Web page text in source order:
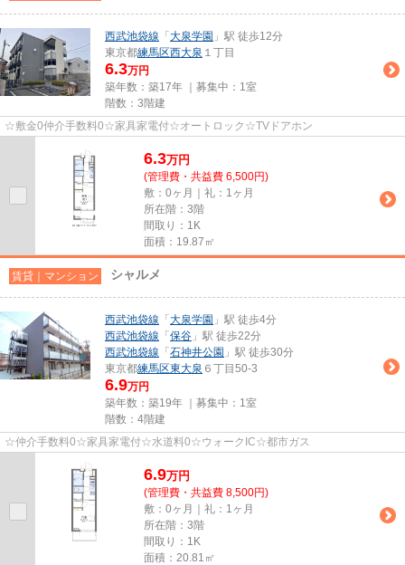
西武池袋線 「 大泉学園 」駅 徒歩12分
東京都練馬区西大泉 １丁目
6.3万円
築年数：築17年 ｜募集中： 1室
階数：3階建
☆敷金0仲介手数料0☆家具家電付☆オートロック☆TVドアホン
6.3万円
(管理費・共益費 6,500円)
敷：0ヶ月｜礼：1ヶ月
所在階：3階
間取り：1K
面積：19.87㎡
賃貸｜マンション シャルメ
西武池袋線 「 大泉学園 」駅 徒歩4分
西武池袋線 「 保谷 」駅 徒歩22分
西武池袋線 「 石神井公園 」駅 徒歩30分
東京都練馬区東大泉 ６丁目50-3
6.9万円
築年数：築19年 ｜募集中： 1室
階数：4階建
☆仲介手数料0☆家具家電付☆水道料0☆ウォークIC☆都市ガス
6.9万円
(管理費・共益費 8,500円)
敷：0ヶ月｜礼：1ヶ月
所在階：3階
間取り：1K
面積：20.81㎡